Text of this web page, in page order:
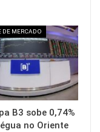
DE MERCADO
B3 sobe 0,74%
no Oriente